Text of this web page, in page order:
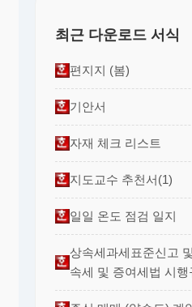
최근 다운로드 서식
편지지 (봄)
기안서
자재 체크 리스트
지도교수 추천서(1)
일일 온도 점검 일지
상속세과세표준신고
속세 및 증여세법 시행